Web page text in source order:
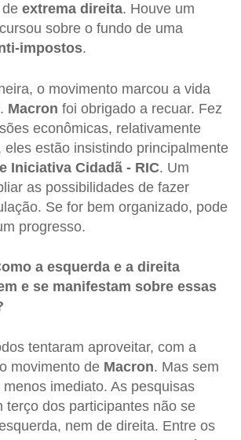
extrema direita. Houve um
sobre o fundo de uma
impostos.
o movimento marcou a vida
Macron foi obrigado a recuar. Fez
econômicas, relativamente
eles estão insistindo principalmente
Iniciativa Cidadã - RIC. Um
as possibilidades de fazer
Se for bem organizado, pode
progresso.
a esquerda e a direita
e se manifestam sobre essas
tentaram aproveitar, com a
movimento de Macron. Mas sem
imediato. As pesquisas
terço dos participantes não se
nem de direita. Entre os